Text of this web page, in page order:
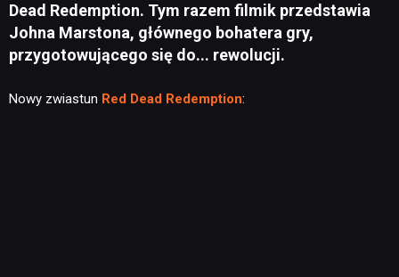
Dead Redemption. Tym razem filmik przedstawia
Johna Marstona, głównego bohatera gry,
przygotowującego się do... rewolucji.
Nowy zwiastun Red Dead Redemption: